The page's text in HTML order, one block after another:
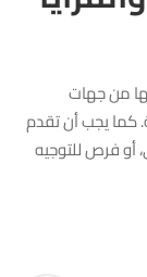
من جهات
كما يجب أن تقدم
أو فرص للتوجيه